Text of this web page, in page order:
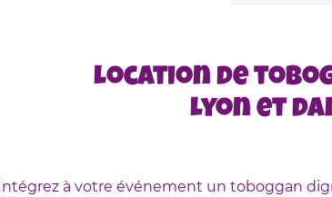
Location de
Lyon et
Intégrez à votre événement un toboggan